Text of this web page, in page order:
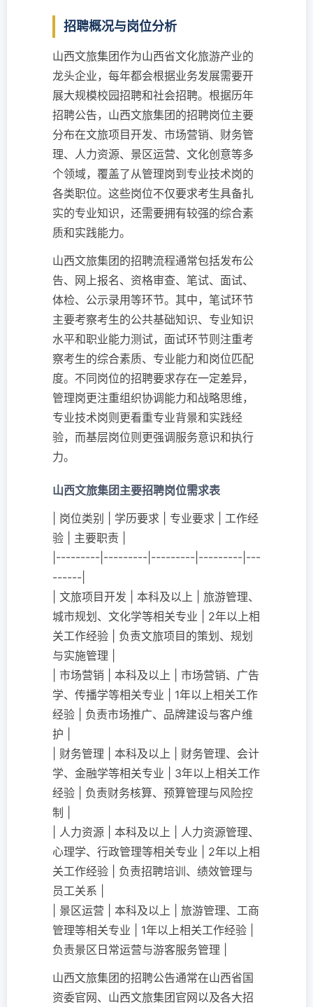
招聘概况与岗位分析
山西文旅集团作为山西省文化旅游产业的
龙头企业，每年都会根据业务发展需要开
展大规模校园招聘和社会招聘。根据历年
招聘公告，山西文旅集团的招聘岗位主要
分布在文旅项目开发、市场营销、财务管
理、人力资源、景区运营、文化创意等多
个领域，覆盖了从管理岗到专业技术岗的
各类职位。这些岗位不仅要求考生具备扎
实的专业知识，还需要拥有较强的综合素
质和实践能力。
山西文旅集团的招聘流程通常包括发布公
告、网上报名、资格审查、笔试、面试、
体检、公示录用等环节。其中，笔试环节
主要考察考生的公共基础知识、专业知识
水平和职业能力测试，面试环节则注重考
察考生的综合素质、专业能力和岗位匹配
度。不同岗位的招聘要求存在一定差异，
管理岗更注重组织协调能力和战略思维，
专业技术岗则更看重专业背景和实践经
验，而基层岗位则更强调服务意识和执行
力。
山西文旅集团主要招聘岗位需求表
| 岗位类别 | 学历要求 | 专业要求 | 工作经
验 | 主要职责 |
|---------|---------|---------|---------|---
------|
| 文旅项目开发 | 本科及以上 | 旅游管理、
城市规划、文化学等相关专业 | 2年以上相
关工作经验 | 负责文旅项目的策划、规划
与实施管理 |
| 市场营销 | 本科及以上 | 市场营销、广告
学、传播学等相关专业 | 1年以上相关工作
经验 | 负责市场推广、品牌建设与客户维
护 |
| 财务管理 | 本科及以上 | 财务管理、会计
学、金融学等相关专业 | 3年以上相关工作
经验 | 负责财务核算、预算管理与风险控
制 |
| 人力资源 | 本科及以上 | 人力资源管理、
心理学、行政管理等相关专业 | 2年以上相
关工作经验 | 负责招聘培训、绩效管理与
员工关系 |
| 景区运营 | 本科及以上 | 旅游管理、工商
管理等相关专业 | 1年以上相关工作经验 |
负责景区日常运营与游客服务管理 |
山西文旅集团的招聘公告通常在山西省国
资委官网、山西文旅集团官网以及各大招